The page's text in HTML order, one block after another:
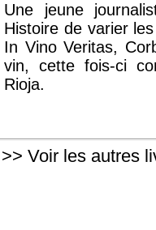
Une jeune
Histoire de varier
In Vino Veritas,
vin, cette fois-ci
Rioja.
>> Voir les autres